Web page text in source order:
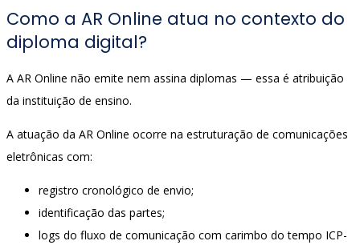
Como a AR Online atua no contexto do
diploma digital?
A AR Online não emite nem assina diplomas — essa é atribuição
da instituição de ensino.
A atuação da AR Online ocorre na estruturação de comunicações
eletrônicas com:
registro cronológico de envio;
identificação das partes;
logs do fluxo de comunicação com carimbo do tempo ICP-